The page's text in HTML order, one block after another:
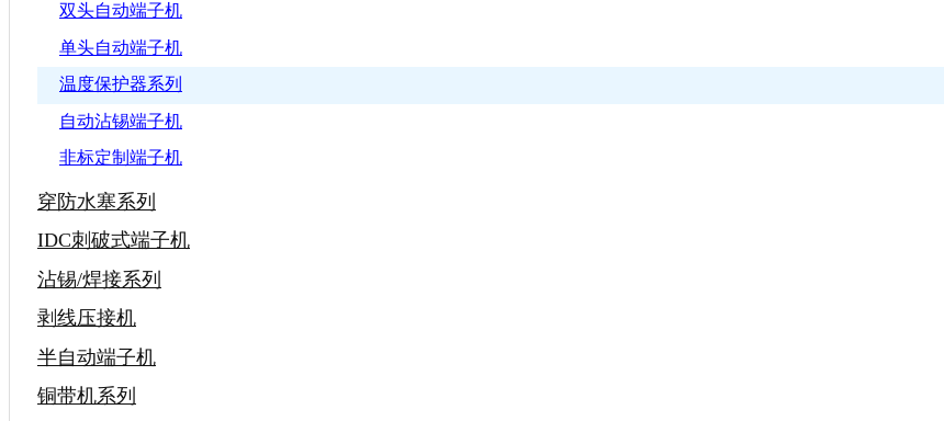
双头自动端子机
单头自动端子机
温度保护器系列
自动沾锡端子机
非标定制端子机
穿防水塞系列
IDC刺破式端子机
沾锡/焊接系列
剥线压接机
半自动端子机
铜带机系列